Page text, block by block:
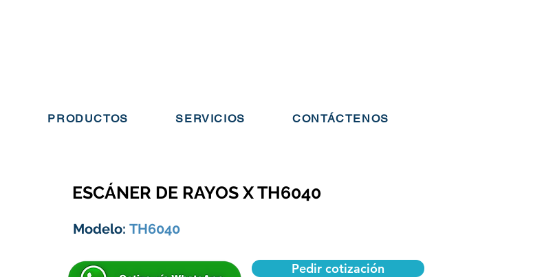
PRODUCTOS SERVICIOS CONTÁCTENOS
ESCÁNER DE RAYOS X TH6040
Modelo: TH6040
Pedir cotización